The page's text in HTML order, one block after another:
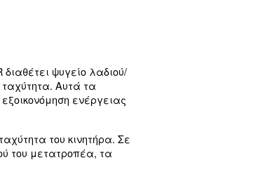
ανταλλακτικά σέρβις διασφαλίζουν
που αυξάνουν την αξιοπιστία